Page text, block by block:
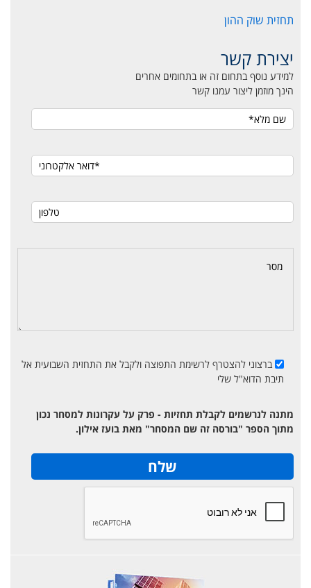
תחזית שוק ההון
יצירת קשר
למידע נוסף בתחום זה או בתחומים אחרים
הינך מוזמן ליצור עמנו קשר
ברצוני להצטרף לרשימת התפוצה ולקבל את התחזית השבועית אל
תיבת הדוא"ל שלי
מתנה לנרשמים לקבלת תחזיות - פרק על עקרונות למסחר נכון
מתוך הספר "בורסה זה שם המסחר" מאת בועז אילון.